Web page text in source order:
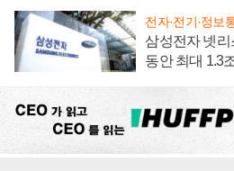
전자·전기·정보
삼성전자 넷리
동안 최대 1.3